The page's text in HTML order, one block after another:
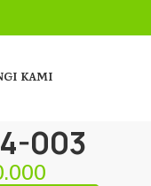
KAMI
003